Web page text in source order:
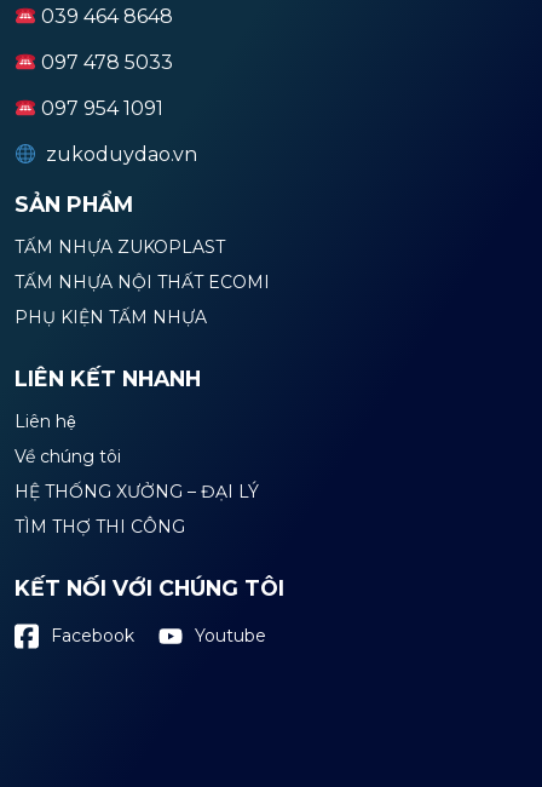
039 464 8648
097 478 5033
097 954 1091
zukoduydao.vn
SẢN PHẨM
TẤM NHỰA ZUKOPLAST
TẤM NHỰA NỘI THẤT ECOMI
PHỤ KIỆN TẤM NHỰA
LIÊN KẾT NHANH
Liên hệ
Về chúng tôi
HỆ THỐNG XƯỞNG – ĐẠI LÝ
TÌM THỢ THI CÔNG
KẾT NỐI VỚI CHÚNG TÔI
Facebook Youtube